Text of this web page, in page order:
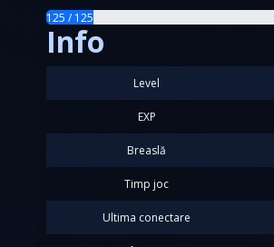
125 / 125
Info
Level
EXP
Breaslă
Timp joc
Ultima conectare